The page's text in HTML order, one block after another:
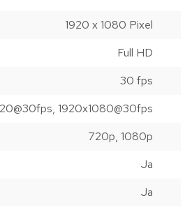
1920 x 1080 Pixel
Full HD
30 fps
1920x1080@30fps
720p, 1080p
Ja
Ja